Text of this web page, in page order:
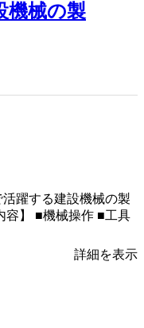
機械の製
躍する建設機械の製
容】 ■機械操作 ■工具
詳細を表示